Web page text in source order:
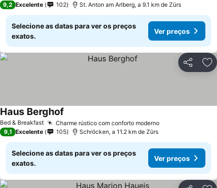
9,2 Excelente 102 St. Anton am Arlberg, a 9.1 km de Zürs
Selecione as datas para ver os preços
exatos.
Ver preços
Partilhar
Bed & Breakfast Charme rústico com conforto moderno
Haus Berghof
9,1 Excelente 105 Schröcken, a 11.2 km de Zürs
Selecione as datas para ver os preços
exatos.
Ver preços